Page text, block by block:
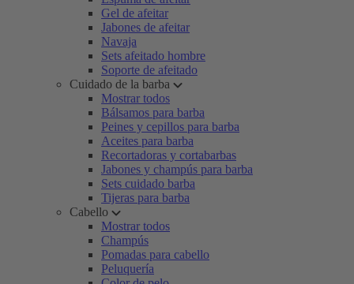
Gel de afeitar
Jabones de afeitar
Navaja
Sets afeitado hombre
Soporte de afeitado
Cuidado de la barba
Mostrar todos
Bálsamos para barba
Peines y cepillos para barba
Aceites para barba
Recortadoras y cortabarbas
Jabones y champús para barba
Sets cuidado barba
Tijeras para barba
Cabello
Mostrar todos
Champús
Pomadas para cabello
Peluquería